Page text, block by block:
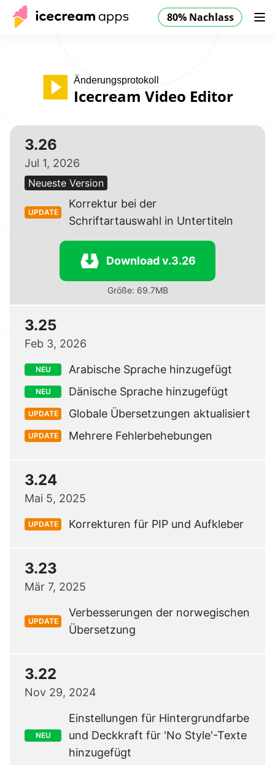
80% Nachlass
Produkte Hilfe 80% Nachlass DE
Änderungsprotokoll
Icecream Video Editor
3.26
Jul 1, 2026
Neueste Version
UPDATE
Korrektur bei der
Schriftartauswahl in Untertiteln
Download v.3.26
Größe: 69.7MB
3.25
Feb 3, 2026
NEU Arabische Sprache hinzugefügt
NEU Dänische Sprache hinzugefügt
UPDATE Globale Übersetzungen aktualisiert
UPDATE Mehrere Fehlerbehebungen
3.24
Mai 5, 2025
UPDATE Korrekturen für PIP und Aufkleber
3.23
Mär 7, 2025
UPDATE
Verbesserungen der norwegischen
Übersetzung
3.22
Nov 29, 2024
NEU
Einstellungen für Hintergrundfarbe
und Deckkraft für 'No Style'-Texte
hinzugefügt